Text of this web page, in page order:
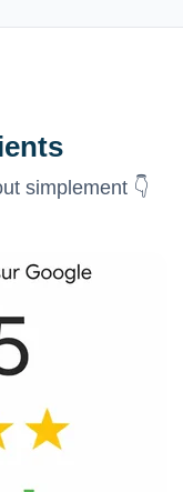
simplement 👇